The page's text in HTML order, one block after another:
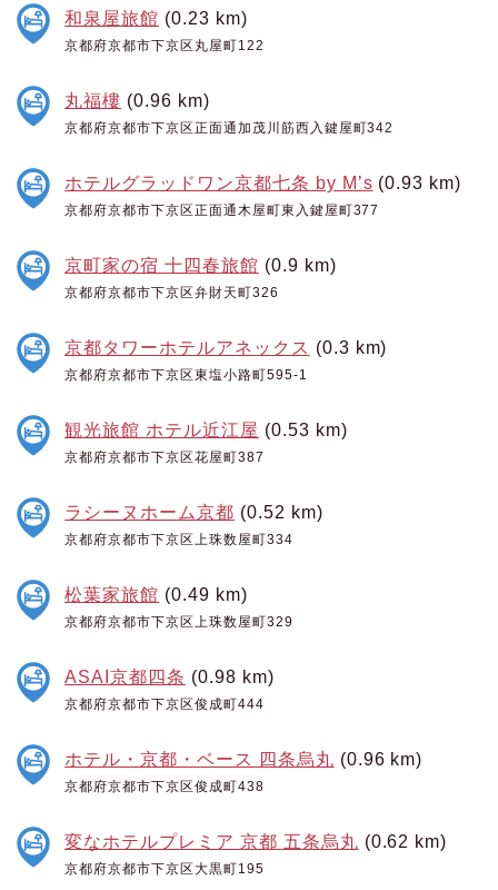
和泉屋旅館 (0.23 km)
京都府京都市下京区丸屋町122
丸福樓 (0.96 km)
京都府京都市下京区正面通加茂川筋西入鍵屋町342
ホテルグラッドワン京都七条 by M’s (0.93 km)
京都府京都市下京区正面通木屋町東入鍵屋町377
京町家の宿 十四春旅館 (0.9 km)
京都府京都市下京区弁財天町326
京都タワーホテルアネックス (0.3 km)
京都府京都市下京区東塩小路町595-1
観光旅館 ホテル近江屋 (0.53 km)
京都府京都市下京区花屋町387
ラシーヌホーム京都 (0.52 km)
京都府京都市下京区上珠数屋町334
松葉家旅館 (0.49 km)
京都府京都市下京区上珠数屋町329
ASAI京都四条 (0.98 km)
京都府京都市下京区俊成町444
ホテル・京都・ベース 四条烏丸 (0.96 km)
京都府京都市下京区俊成町438
変なホテルプレミア 京都 五条烏丸 (0.62 km)
京都府京都市下京区大黒町195